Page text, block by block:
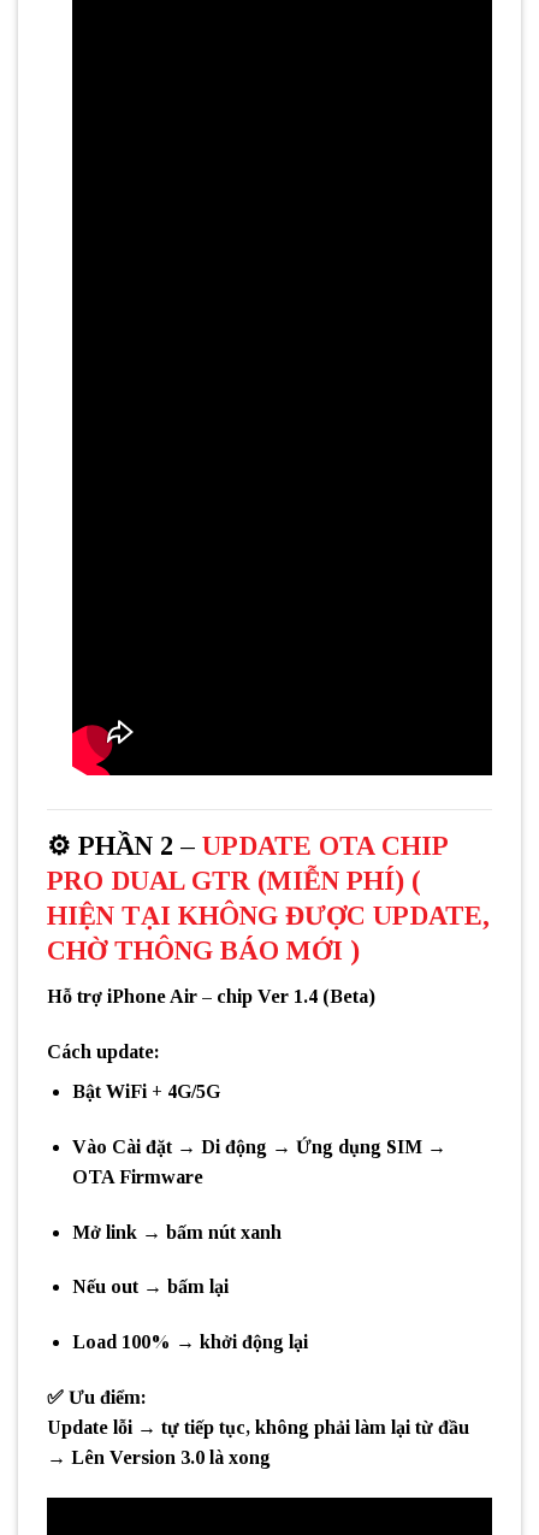
⚙️ PHẦN 2 – UPDATE OTA CHIP
PRO DUAL GTR (MIỄN PHÍ) (
HIỆN TẠI KHÔNG ĐƯỢC UPDATE,
CHỜ THÔNG BÁO MỚI )
Hỗ trợ iPhone Air – chip Ver 1.4 (Beta)
Cách update:
Bật WiFi + 4G/5G
Vào Cài đặt → Di động → Ứng dụng SIM →
OTA Firmware
Mở link → bấm nút xanh
Nếu out → bấm lại
Load 100% → khởi động lại
✅ Ưu điểm:
Update lỗi → tự tiếp tục, không phải làm lại từ đầu
→ Lên Version 3.0 là xong